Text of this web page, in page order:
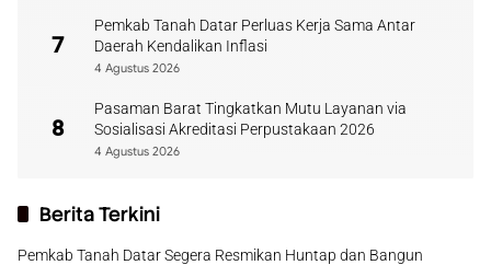
7
Pemkab Tanah Datar Perluas Kerja Sama Antar
Daerah Kendalikan Inflasi
4 Agustus 2026
8
Pasaman Barat Tingkatkan Mutu Layanan via
Sosialisasi Akreditasi Perpustakaan 2026
4 Agustus 2026
Berita Terkini
Pemkab Tanah Datar Segera Resmikan Huntap dan Bangun